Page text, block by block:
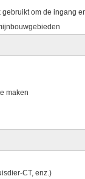
om de ingang
maken
CT, enz.)